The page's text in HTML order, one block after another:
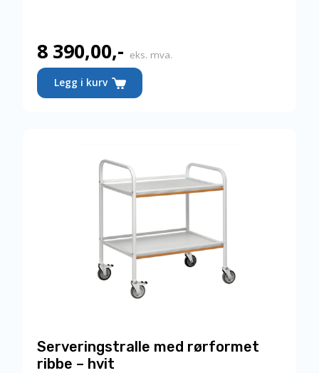
8 390,00,- eks. mva.
Legg i kurv
Serveringstralle med rørformet
ribbe – hvit